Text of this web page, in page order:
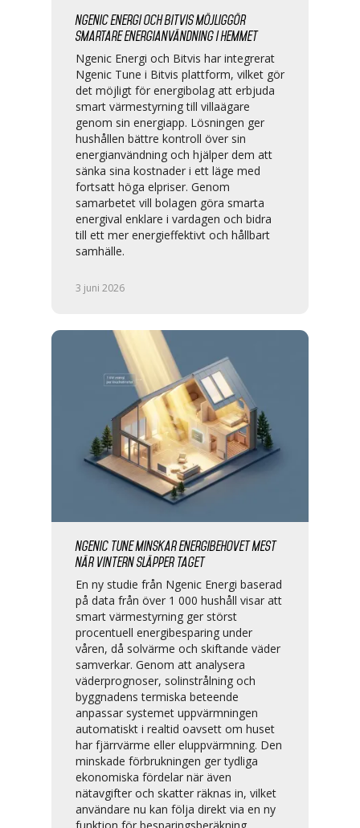
Ngenic Energi och Bitvis möjliggör
smartare energianvändning i hemmet
Ngenic Energi och Bitvis har integrerat
Ngenic Tune i Bitvis plattform, vilket gör
det möjligt för energibolag att erbjuda
smart värmestyrning till villaägare
genom sin energiapp. Lösningen ger
hushållen bättre kontroll över sin
energianvändning och hjälper dem att
sänka sina kostnader i ett läge med
fortsatt höga elpriser. Genom
samarbetet vill bolagen göra smarta
energival enklare i vardagen och bidra
till ett mer energieffektivt och hållbart
samhälle.
3 juni 2026
Ngenic Tune minskar energibehovet mest
när vintern släpper taget
En ny studie från Ngenic Energi baserad
på data från över 1 000 hushåll visar att
smart värmestyrning ger störst
procentuell energibesparing under
våren, då solvärme och skiftande väder
samverkar. Genom att analysera
väderprognoser, solinstrålning och
byggnadens termiska beteende
anpassar systemet uppvärmningen
automatiskt i realtid oavsett om huset
har fjärrvärme eller eluppvärmning. Den
minskade förbrukningen ger tydliga
ekonomiska fördelar när även
nätavgifter och skatter räknas in, vilket
användare nu kan följa direkt via en ny